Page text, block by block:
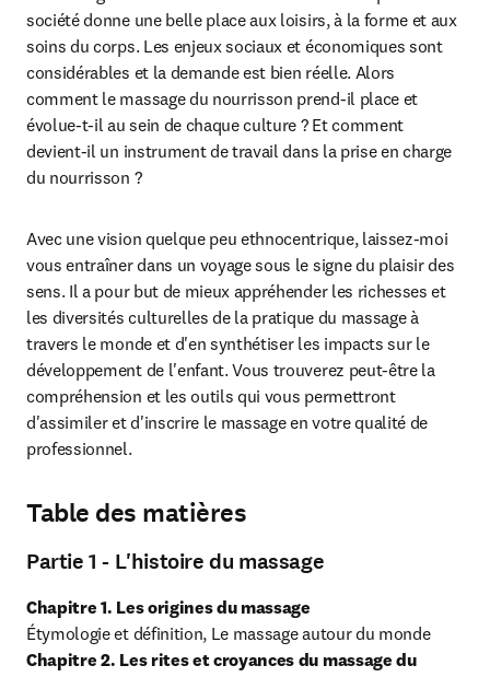
société donne une belle place aux loisirs, à la forme et aux
soins du corps. Les enjeux sociaux et économiques sont
considérables et la demande est bien réelle. Alors
comment le massage du nourrisson prend-il place et
évolue-t-il au sein de chaque culture ? Et comment
devient-il un instrument de travail dans la prise en charge
du nourrisson ?
Avec une vision quelque peu ethnocentrique, laissez-moi
vous entraîner dans un voyage sous le signe du plaisir des
sens. Il a pour but de mieux appréhender les richesses et
les diversités culturelles de la pratique du massage à
travers le monde et d'en synthétiser les impacts sur le
développement de l'enfant. Vous trouverez peut-être la
compréhension et les outils qui vous permettront
d'assimiler et d'inscrire le massage en votre qualité de
professionnel.
Table des matières
Partie 1 - L'histoire du massage
Chapitre 1. Les origines du massage
Étymologie et définition, Le massage autour du monde
Chapitre 2. Les rites et croyances du massage du